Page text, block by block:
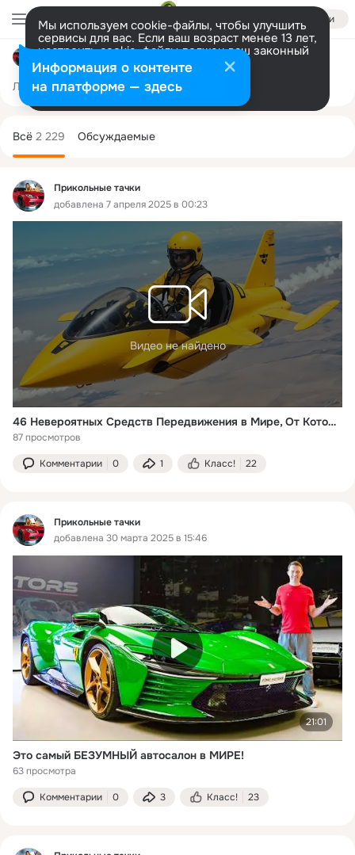
Войти
Мы используем cookie-файлы, чтобы улучшить
сервисы для вас. Если ваш возраст менее 13 лет,
настроить cookie-файлы должен ваш законный
представитель. Больше информации
Разрешить все Настроить
Лента Участники 31K Темы 2.2K
Прикольные тачки
добавлена 7 апреля 2025 в 00:23
Видео не найдено
46 Невероятных Средств Передвижения в Мире, От Которых Ты Офигеешь
87 просмотров
Комментарии 0 1 Класс! 22
Прикольные тачки
добавлена 30 марта 2025 в 15:46
21:01
Это самый БЕЗУМНЫЙ автосалон в МИРЕ!
63 просмотра
Комментарии 0 3 Класс! 23
колонка
Всё 2 229 Обсуждаемые
Информация о контенте
на платформе — здесь